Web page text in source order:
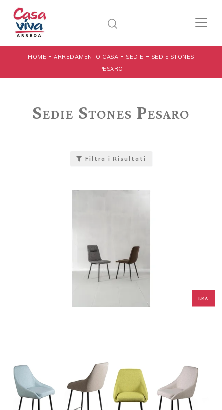
HOME -ARREDAMENTO CASA - SEDIE - SEDIE STONES
PESARO
Sedie Stones Pesaro
Filtra i Risultati
LEA